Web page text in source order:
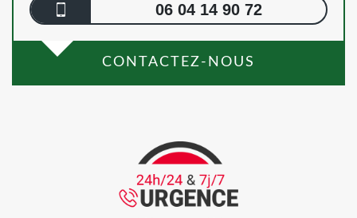
06 04 14 90 72
CONTACTEZ-NOUS